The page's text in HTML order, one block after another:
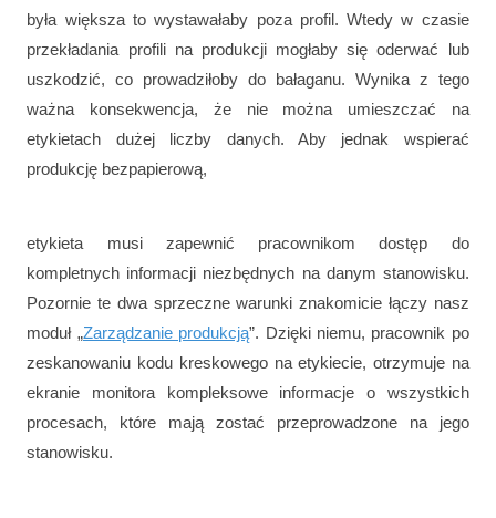
była większa to wystawałaby poza profil. Wtedy w czasie
przekładania profili na produkcji mogłaby się oderwać lub
uszkodzić, co prowadziłoby do bałaganu. Wynika z tego
ważna konsekwencja, że nie można umieszczać na
etykietach dużej liczby danych. Aby jednak wspierać
produkcję bezpapierową,
etykieta musi zapewnić pracownikom dostęp do
kompletnych informacji niezbędnych na danym stanowisku.
Pozornie te dwa sprzeczne warunki znakomicie łączy nasz
moduł „Zarządzanie produkcją”. Dzięki niemu, pracownik po
zeskanowaniu kodu kreskowego na etykiecie, otrzymuje na
ekranie monitora kompleksowe informacje o wszystkich
procesach, które mają zostać przeprowadzone na jego
stanowisku.